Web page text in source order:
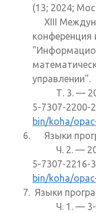
(13; 2024;
XIII
конференция
управлении".
Т. 3. —
5-7307-2200-
bin/koha/
Языки
Ч. 2. —
5-7307-2216-
bin/koha/
Языки
Ч. 1. — 3-е,